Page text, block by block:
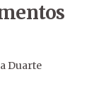
Duarte